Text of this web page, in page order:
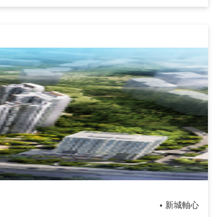
• 新城軸心